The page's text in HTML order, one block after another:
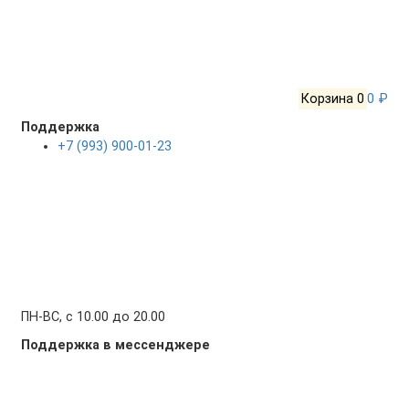
Корзина 0 0 ₽
Поддержка
+7 (993) 900-01-23
ПН-ВС, с 10.00 до 20.00
Поддержка в мессенджере